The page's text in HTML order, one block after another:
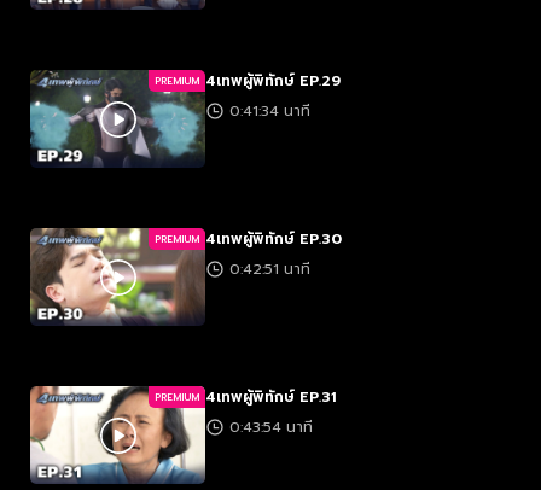
PREMIUM 4เทพผู้พิทักษ์ EP.29
0:41:34 นาที
PREMIUM 4เทพผู้พิทักษ์ EP.30
0:42:51 นาที
PREMIUM 4เทพผู้พิทักษ์ EP.31
0:43:54 นาที